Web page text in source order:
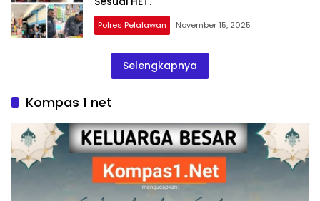
Polres Pelalawan November 15, 2025
Selengkapnya
Kompas 1 net